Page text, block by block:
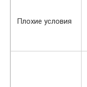
Плохие условия